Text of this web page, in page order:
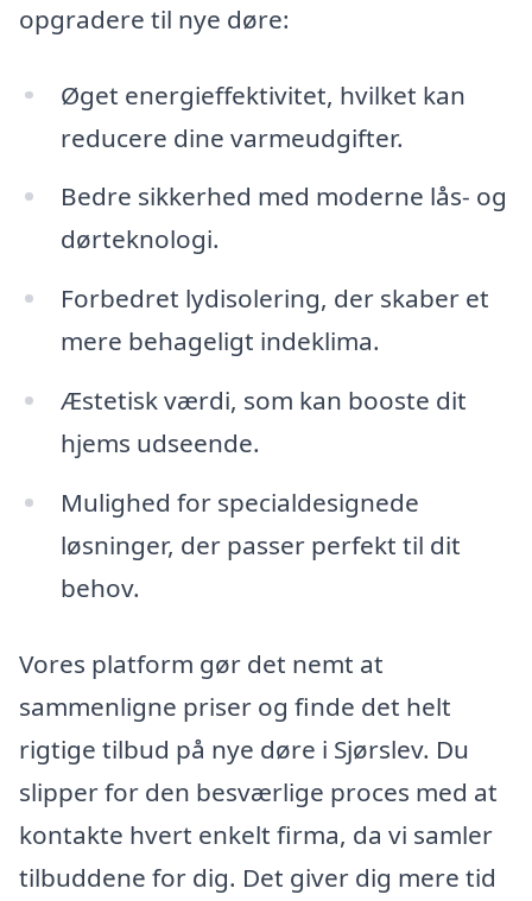
opgradere til nye døre:
Øget energieffektivitet, hvilket kan
reducere dine varmeudgifter.
Bedre sikkerhed med moderne lås- og
dørteknologi.
Forbedret lydisolering, der skaber et
mere behageligt indeklima.
Æstetisk værdi, som kan booste dit
hjems udseende.
Mulighed for specialdesignede
løsninger, der passer perfekt til dit
behov.
Vores platform gør det nemt at
sammenligne priser og finde det helt
rigtige tilbud på nye døre i Sjørslev. Du
slipper for den besværlige proces med at
kontakte hvert enkelt firma, da vi samler
tilbuddene for dig. Det giver dig mere tid